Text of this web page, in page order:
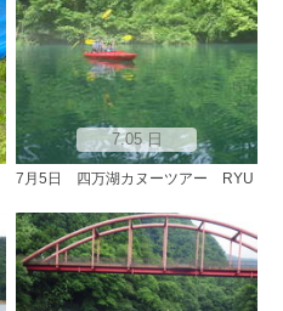
7.05 日
7月5日 四万湖カヌーツアー RYU